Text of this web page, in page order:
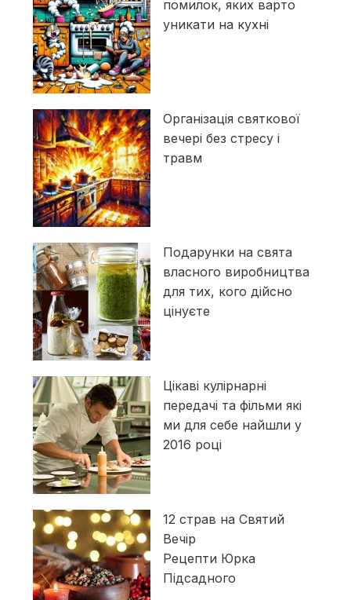
помилок, яких варто
уникати на кухні
Організація святкової
вечері без стресу і
травм
Подарунки на свята
власного виробництва
для тих, кого дійсно
цінуєте
Цікаві кулірнарні
передачі та фільми які
ми для себе найшли у
2016 році
12 страв на Святий
Вечір
Рецепти Юрка
Підсадного